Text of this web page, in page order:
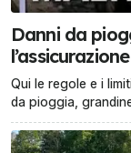
Danni da
Qui le regole e i
da pioggia,